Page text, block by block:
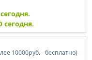
10000руб. - бесплатно)